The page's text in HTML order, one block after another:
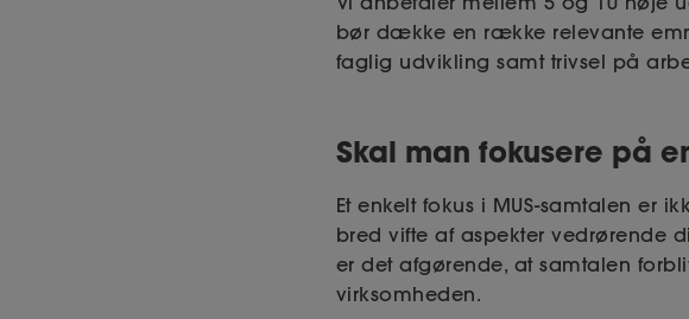
bør dække en række relevante
faglig udvikling samt trivsel på
Skal man fokusere på
Et enkelt fokus i MUS-samtalen er
bred vifte af aspekter vedrørende
er det afgørende, at samtalen
virksomheden.